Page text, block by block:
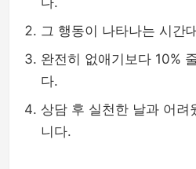
그 행동이 나타나는 시간
완전히 없애기보다 10%
다.
상담 후 실천한 날과 어려
니다.